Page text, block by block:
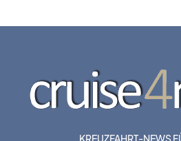
KREUZFAHRT-NEWS